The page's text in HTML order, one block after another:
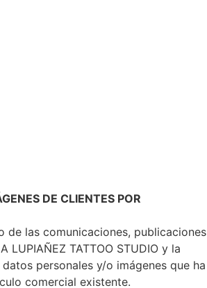
DE CLIENTES POR
de las comunicaciones, publicaciones
TATTOO STUDIO y la
personales y/o imágenes que ha
comercial existente.